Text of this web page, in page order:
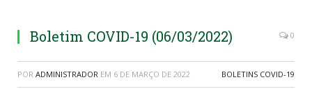
Boletim COVID-19 (06/03/2022) 0
POR ADMINISTRADOR EM 6 DE MARÇO DE 2022 BOLETINS COVID-19